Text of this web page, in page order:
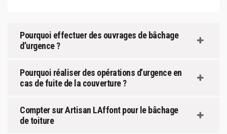
Pourquoi effectuer des ouvrages de bâchage
d’urgence ?
Pourquoi réaliser des opérations d’urgence en
cas de fuite de la couverture ?
Compter sur Artisan LAffont pour le bâchage
de toiture